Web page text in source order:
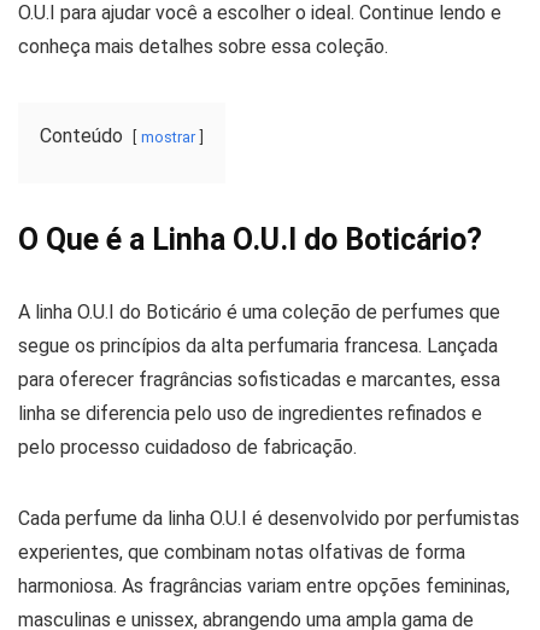
O.U.I para ajudar você a escolher o ideal. Continue lendo e
conheça mais detalhes sobre essa coleção.
Conteúdo mostrar
O Que é a Linha O.U.I do Boticário?
A linha O.U.I do Boticário é uma coleção de perfumes que
segue os princípios da alta perfumaria francesa. Lançada
para oferecer fragrâncias sofisticadas e marcantes, essa
linha se diferencia pelo uso de ingredientes refinados e
pelo processo cuidadoso de fabricação.
Cada perfume da linha O.U.I é desenvolvido por perfumistas
experientes, que combinam notas olfativas de forma
harmoniosa. As fragrâncias variam entre opções femininas,
masculinas e unissex, abrangendo uma ampla gama de